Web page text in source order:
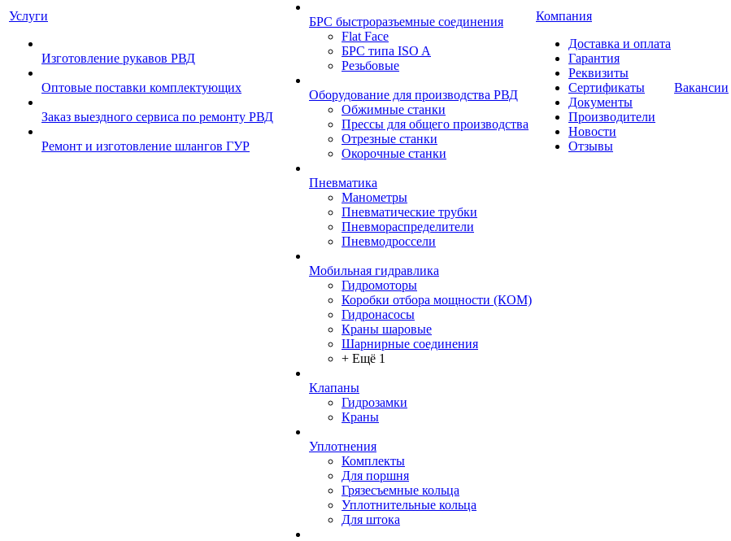
Услуги
Изготовление рукавов РВД
Оптовые поставки комплектующих
Заказ выездного сервиса по ремонту РВД
Ремонт и изготовление шлангов ГУР
БРС быстроразъемные соединения
Flat Face
БРС типа ISO A
Резьбовые
Оборудование для производства РВД
Обжимные станки
Прессы для общего производства
Отрезные станки
Окорочные станки
Пневматика
Манометры
Пневматические трубки
Пневмораспределители
Пневмодроссели
Мобильная гидравлика
Гидромоторы
Коробки отбора мощности (КОМ)
Гидронасосы
Краны шаровые
Шарнирные соединения
+ Ещё 1
Клапаны
Гидрозамки
Краны
Уплотнения
Комплекты
Для поршня
Грязесъемные кольца
Уплотнительные кольца
Для штока
Компания
Доставка и оплата
Гарантия
Реквизиты
Сертификаты
Документы
Производители
Новости
Отзывы
Вакансии